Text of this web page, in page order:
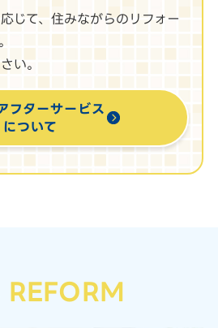
じて、住みながらのリフォー
い。
フターサービス
について